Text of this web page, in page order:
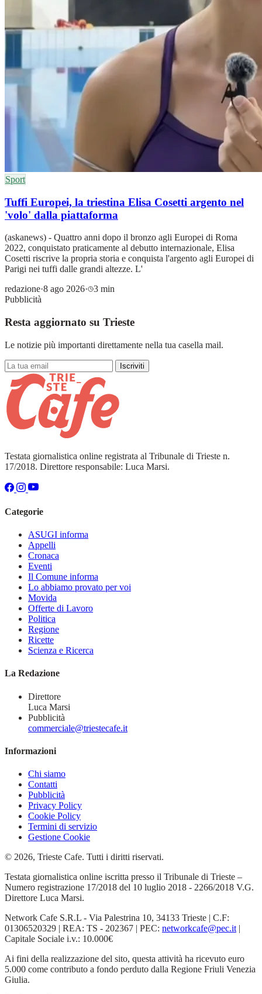
Sport
Tuffi Europei, la triestina Elisa Cosetti argento nel
'volo' dalla piattaforma
(askanews) - Quattro anni dopo il bronzo agli Europei di Roma
2022, conquistato praticamente al debutto internazionale, Elisa
Cosetti riscrive la propria storia e conquista l'argento agli Europei di
Parigi nei tuffi dalle grandi altezze. L'
redazione·8 ago 2026·
3 min
Pubblicità
Resta aggiornato su Trieste
Le notizie più importanti direttamente nella tua casella mail.
Iscriviti
Testata giornalistica online registrata al Tribunale di Trieste n.
17/2018. Direttore responsabile: Luca Marsi.
Categorie
ASUGI informa
Appelli
Cronaca
Eventi
Il Comune informa
Lo abbiamo provato per voi
Movida
Offerte di Lavoro
Politica
Regione
Ricette
Scienza e Ricerca
La Redazione
Direttore
Luca Marsi
Pubblicità
commerciale@triestecafe.it
Informazioni
Chi siamo
Contatti
Pubblicità
Privacy Policy
Cookie Policy
Termini di servizio
Gestione Cookie
© 2026, Trieste Cafe. Tutti i diritti riservati.
Testata giornalistica online iscritta presso il Tribunale di Trieste –
Numero registrazione 17/2018 del 10 luglio 2018 - 2266/2018 V.G.
Direttore Luca Marsi.
Network Cafe S.R.L - Via Palestrina 10, 34133 Trieste | C.F:
01306520329 | REA: TS - 202367 | PEC: networkcafe@pec.it |
Capitale Sociale i.v.: 10.000€
Ai fini della realizzazione del sito, questa attività ha ricevuto euro
5.000 come contributo a fondo perduto dalla Regione Friuli Venezia
Giulia.